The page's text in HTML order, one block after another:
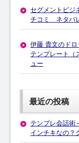
セグメントビジ
チコミ ネタバ
伊藤 貴文のド
テンプレート
ュー
最近の投稿
テンプレ会話術
インチキなの？